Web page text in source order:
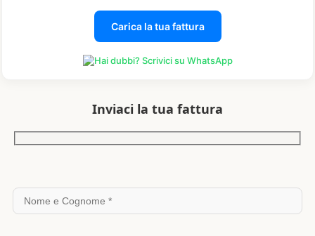
Carica la tua fattura
Hai dubbi? Scrivici su WhatsApp
Inviaci la tua fattura